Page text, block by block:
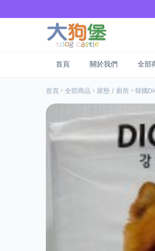
首頁 關於我們 全部
首頁 全部商品 尿墊 / 廁所 韓國